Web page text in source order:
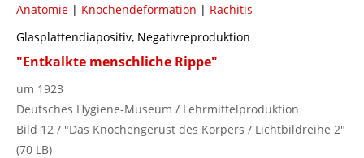
Anatomie | Knochendeformation | Rachitis
Glasplattendiapositiv, Negativreproduktion
"Entkalkte menschliche Rippe"
um 1923
Deutsches Hygiene-Museum / Lehrmittelproduktion
Bild 12 / "Das Knochengerüst des Körpers / Lichtbildreihe 2"
(70 LB)